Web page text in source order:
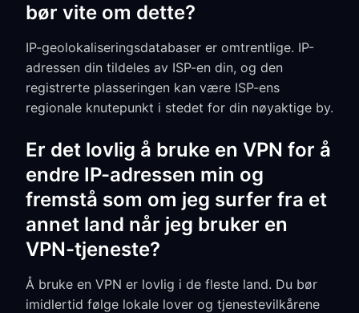
bør vite om dette?
IP-geolokaliseringsdatabaser er omtrentlige. IP-
adressen din tildeles av ISP-en din, og den
registrerte plasseringen kan være ISP-ens
regionale knutepunkt i stedet for din nøyaktige by.
Er det lovlig å bruke en VPN for å
endre IP-adressen min og
fremstå som om jeg surfer fra et
annet land når jeg bruker en
VPN-tjeneste?
Å bruke en VPN er lovlig i de fleste land. Du bør
imidlertid følge lokale lover og tjenestevilkårene